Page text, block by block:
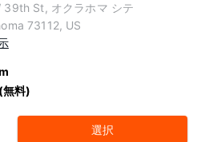
39th St, オクラホマ シテ
73112, US
料)
選択